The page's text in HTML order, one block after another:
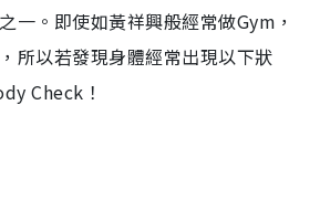
一。即使如黃祥興般經常做Gym，
所以若發現身體經常出現以下狀
Check！